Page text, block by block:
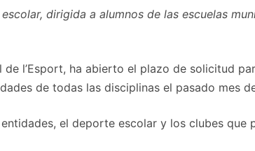
dirigida a alumnos de las escuelas
l’Esport, ha abierto el plazo de solicitud
de todas las disciplinas el pasado mes
el deporte escolar y los clubes que